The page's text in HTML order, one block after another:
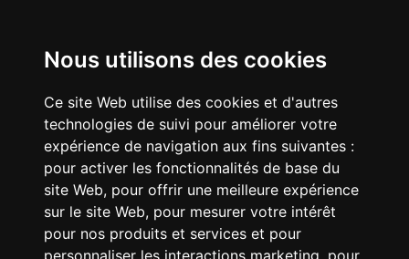
Nous utilisons des cookies
Ce site Web utilise des cookies et d'autres
technologies de suivi pour améliorer votre
expérience de navigation aux fins suivantes :
pour activer les fonctionnalités de base du
site Web, pour offrir une meilleure expérience
sur le site Web, pour mesurer votre intérêt
pour nos produits et services et pour
personnaliser les interactions marketing, pour